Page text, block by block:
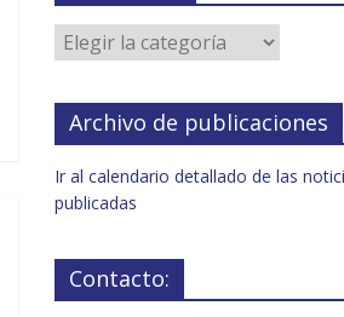
Archivo de publicaciones
Ir al calendario detallado de las
publicadas
Contacto: